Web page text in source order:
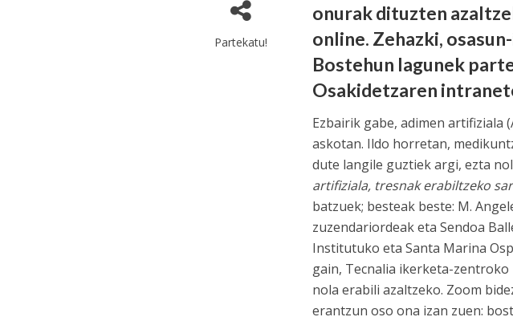
Partekatu!
onurak dituzten
online. Zehazki,
Bostehun lagunek
Osakidetzaren
Ezbairik gabe, adimen artifiziala
askotan. Ildo horretan,
dute langile guztiek argi, ezta
artifiziala, tresnak erabiltzeko
batzuek; besteak beste: M.
zuzendariordeak eta Sendoa
Institutuko eta Santa Marina
gain, Tecnalia ikerketa-
nola erabili azaltzeko. Zoom
erantzun oso ona izan zuen: